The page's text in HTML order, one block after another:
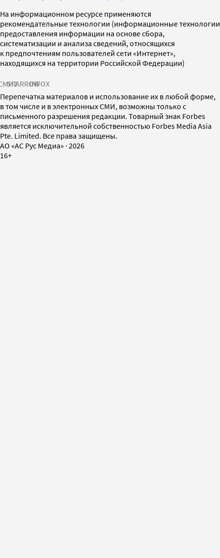
На информационном ресурсе применяются
рекомендательные технологии (информационные технологии
предоставления информации на основе сбора,
систематизации и анализа сведений, относящихся
к предпочтениям пользователей сети «Интернет»,
находящихся на территории Российской Федерации)
SPARROWINFOX
Перепечатка материалов и использование их в любой форме,
в том числе и в электронных СМИ, возможны только с
письменного разрешения редакции. Товарный знак Forbes
является исключительной собственностью Forbes Media Asia
Pte. Limited. Все права защищены.
AO «АС Рус Медиа» · 2026
16+